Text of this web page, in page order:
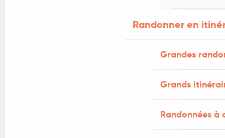
Randonner en
Grandes
Grands
Randonnées